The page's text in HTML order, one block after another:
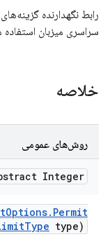
رابط نگهدارنده
سراسری میزبان
خلاصه
روش‌های عمومی
Integer
Options. Permit
Type type)